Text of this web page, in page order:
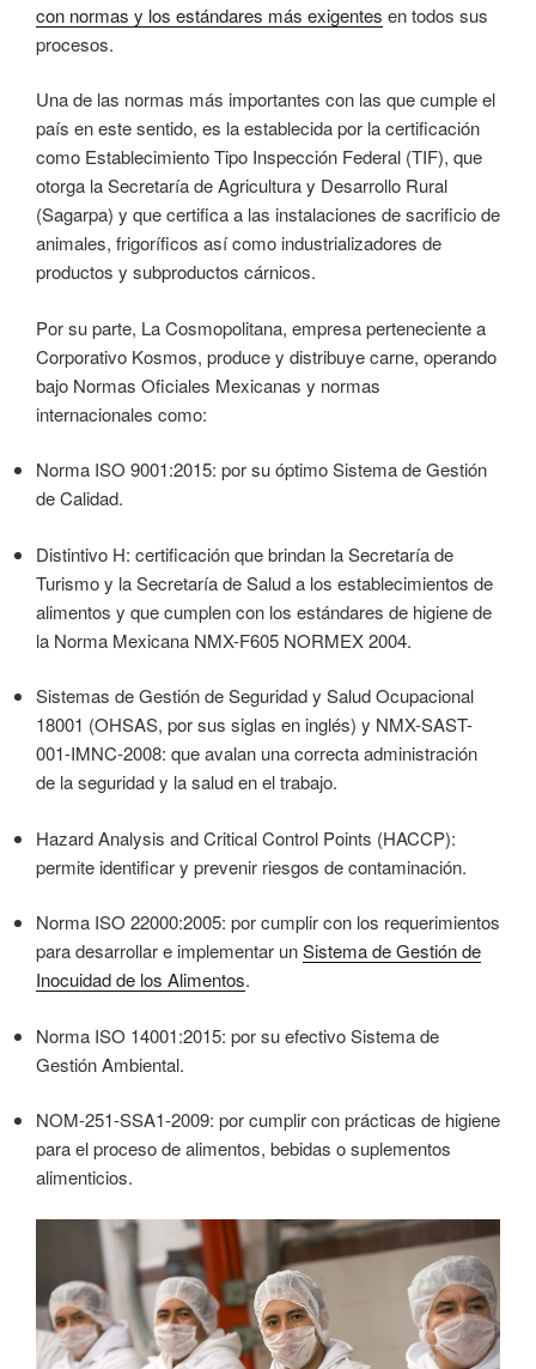
con normas y los estándares más exigentes en todos sus
procesos.
Una de las normas más importantes con las que cumple el
país en este sentido, es la establecida por la certificación
como Establecimiento Tipo Inspección Federal (TIF), que
otorga la Secretaría de Agricultura y Desarrollo Rural
(Sagarpa) y que certifica a las instalaciones de sacrificio de
animales, frigoríficos así como industrializadores de
productos y subproductos cárnicos.
Por su parte, La Cosmopolitana, empresa perteneciente a
Corporativo Kosmos, produce y distribuye carne, operando
bajo Normas Oficiales Mexicanas y normas
internacionales como:
Norma ISO 9001:2015: por su óptimo Sistema de Gestión
de Calidad.
Distintivo H: certificación que brindan la Secretaría de
Turismo y la Secretaría de Salud a los establecimientos de
alimentos y que cumplen con los estándares de higiene de
la Norma Mexicana NMX-F605 NORMEX 2004.
Sistemas de Gestión de Seguridad y Salud Ocupacional
18001 (OHSAS, por sus siglas en inglés) y NMX-SAST-
001-IMNC-2008: que avalan una correcta administración
de la seguridad y la salud en el trabajo.
Hazard Analysis and Critical Control Points (HACCP):
permite identificar y prevenir riesgos de contaminación.
Norma ISO 22000:2005: por cumplir con los requerimientos
para desarrollar e implementar unSistema de Gestión de
Inocuidad de los Alimentos.
Norma ISO 14001:2015: por su efectivo Sistema de
Gestión Ambiental.
NOM-251-SSA1-2009: por cumplir con prácticas de higiene
para el proceso de alimentos, bebidas o suplementos
alimenticios.